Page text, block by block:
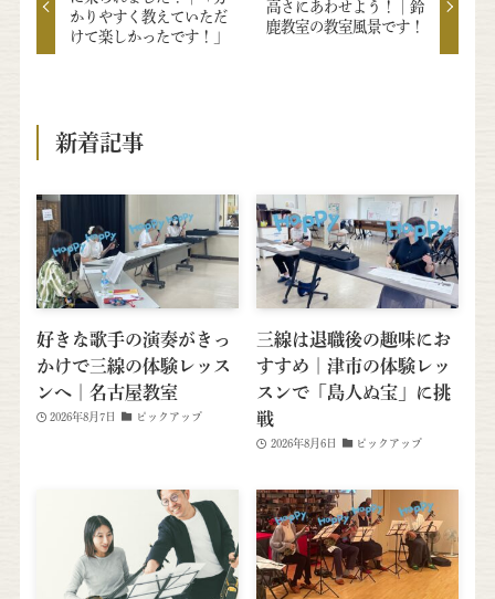
かりやすく教えていただ
けて楽しかったです！」
高さにあわせよう！│鈴
鹿教室の教室風景です！
新着記事
好きな歌手の演奏がきっ
かけで三線の体験レッス
ンへ｜名古屋教室
2026年8月7日 ピックアップ
三線は退職後の趣味にお
すすめ｜津市の体験レッ
スンで「島人ぬ宝」に挑
戦
2026年8月6日 ピックアップ